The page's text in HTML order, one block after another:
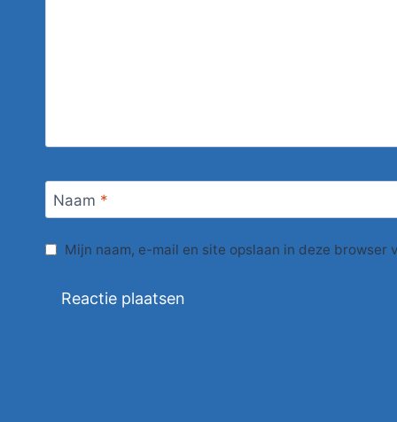
Naam *
Mijn naam, e-mail en site opslaan in deze